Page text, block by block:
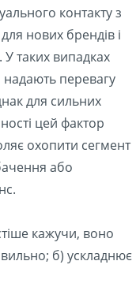
контакту з
нових брендів і
У таких випадках
перевагу
для сильних
цей фактор
охопити сегмент
або
кажучи, воно
б) ускладнює